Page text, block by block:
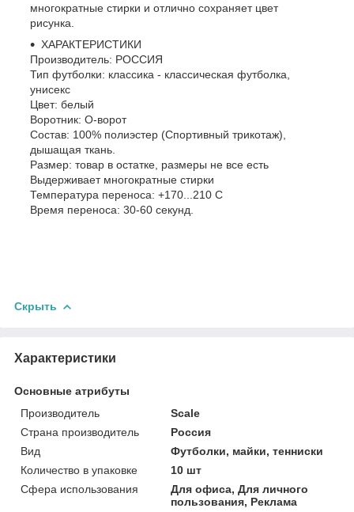
многократные стирки и отлично сохраняет цвет
рисунка.
ХАРАКТЕРИСТИКИ
Производитель: РОССИЯ
Тип футболки: классика - классическая футболка,
унисекс
Цвет: белый
Воротник: О-ворот
Состав: 100% полиэстер (Спортивный трикотаж),
дышащая ткань.
Размер: товар в остатке, размеры не все есть
Выдерживает многократные стирки
Температура переноса: +170...210 С
Время переноса: 30-60 секунд.
Скрыть
Характеристики
Основные атрибуты
Производитель
Scale
Страна производитель
Россия
Вид
Футболки, майки, тенниски
Количество в упаковке
10 шт
Сфера использования
Для офиса, Для личного
пользования, Реклама